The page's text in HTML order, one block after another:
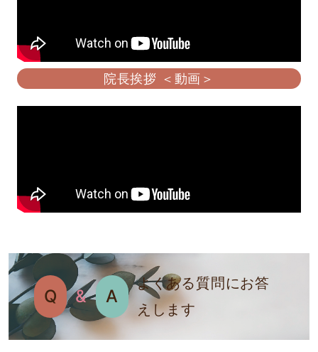
院長挨拶 ＜動画＞
Q & A
よくある質問にお答
えします